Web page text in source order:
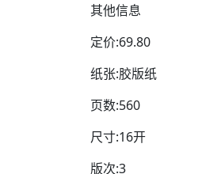
其他信息
定价:69.80
纸张:胶版纸
页数:560
尺寸:16开
版次:3